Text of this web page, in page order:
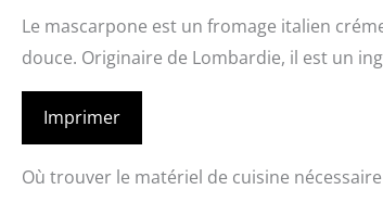
Le mascarpone est un fromage italien
douce. Originaire de Lombardie, il est un
Imprimer
Où trouver le matériel de cuisine